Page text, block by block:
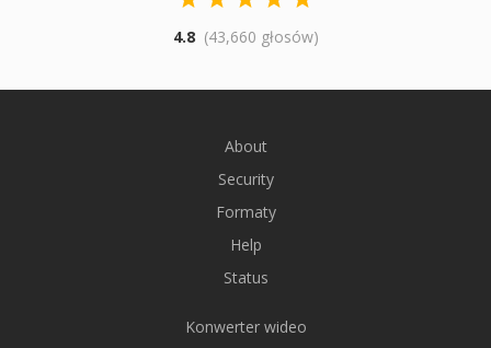
4.8 (43,660 głosów)
About
Security
Formaty
Help
Status
Konwerter wideo